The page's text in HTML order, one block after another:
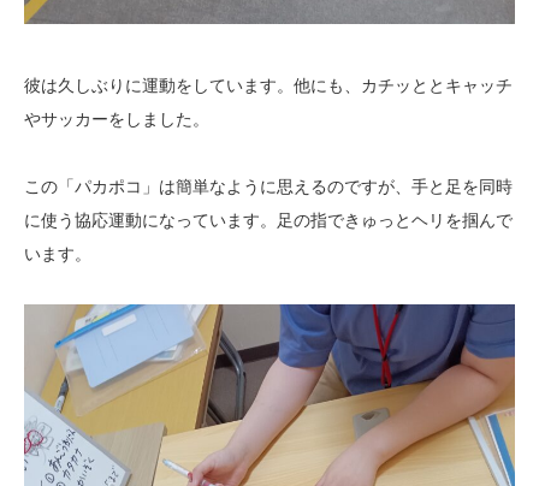
彼は久しぶりに運動をしています。他にも、カチッととキャッチ
やサッカーをしました。
この「パカポコ」は簡単なように思えるのですが、手と足を同時
に使う協応運動になっています。足の指できゅっとヘリを掴んで
います。